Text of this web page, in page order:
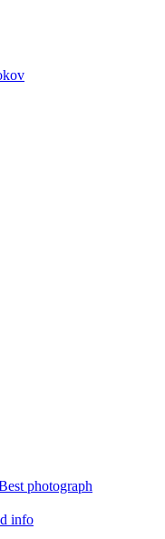
photograph
info